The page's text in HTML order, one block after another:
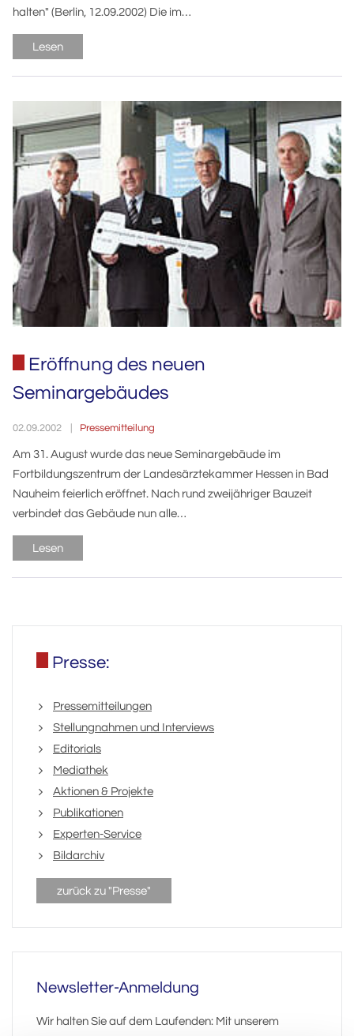
halten" (Berlin, 12.09.2002) Die im…
Lesen
Eröffnung des neuen
Seminargebäudes
02.09.2002 Pressemitteilung
Am 31. August wurde das neue Seminargebäude im
Fortbildungszentrum der Landesärztekammer Hessen in Bad
Nauheim feierlich eröffnet. Nach rund zweijähriger Bauzeit
verbindet das Gebäude nun alle…
Lesen
Presse:
Pressemitteilungen
Stellungnahmen und Interviews
Editorials
Mediathek
Aktionen & Projekte
Publikationen
Experten-Service
Bildarchiv
zurück zu "Presse"
Newsletter-Anmeldung
Wir halten Sie auf dem Laufenden: Mit unserem